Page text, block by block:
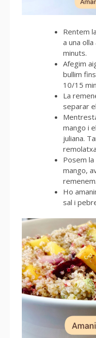
Rentem
a una olla
minuts.
Afegim
bullim
10/15
La
separar
mango i
juliana.
Posem
mango,
remenem.
Ho
sal i